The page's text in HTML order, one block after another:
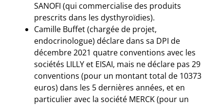
SANOFI (qui commercialise des produits
prescrits dans les dysthyroïdies).
Camille Buffet (chargée de projet,
endocrinologue) déclare dans sa DPI de
décembre 2021 quatre conventions avec les
sociétés LILLY et EISAI, mais ne déclare pas 29
conventions (pour un montant total de 10373
euros) dans les 5 dernières années, et en
particulier avec la société MERCK (pour un